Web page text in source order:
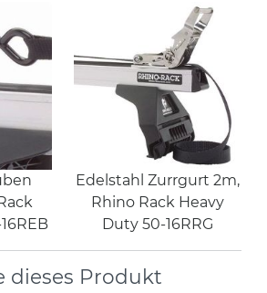
Edelstahl Zurrgurt 2m,
Rhino Rack Heavy
Duty 50-16RRG
dieses Produkt